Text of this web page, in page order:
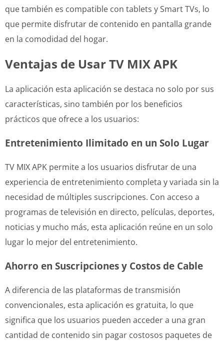
que también es compatible con tablets y Smart TVs, lo
que permite disfrutar de contenido en pantalla grande
en la comodidad del hogar.
Ventajas de Usar TV MIX APK
La aplicación esta aplicación se destaca no solo por sus
características, sino también por los beneficios
prácticos que ofrece a los usuarios:
Entretenimiento Ilimitado en un Solo Lugar
TV MIX APK permite a los usuarios disfrutar de una
experiencia de entretenimiento completa y variada sin la
necesidad de múltiples suscripciones. Con acceso a
programas de televisión en directo, películas, deportes,
noticias y mucho más, esta aplicación reúne en un solo
lugar lo mejor del entretenimiento.
Ahorro en Suscripciones y Costos de Cable
A diferencia de las plataformas de transmisión
convencionales, esta aplicación es gratuita, lo que
significa que los usuarios pueden acceder a una gran
cantidad de contenido sin pagar costosos paquetes de